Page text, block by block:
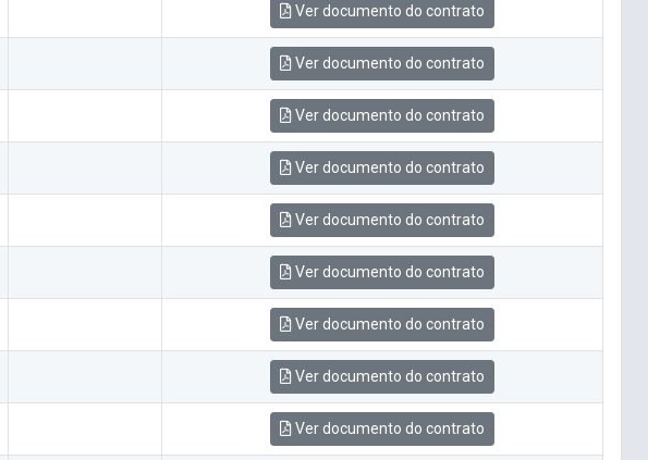
Ver documento do contrato
Ver documento do contrato
Ver documento do contrato
Ver documento do contrato
Ver documento do contrato
Ver documento do contrato
Ver documento do contrato
Ver documento do contrato
Ver documento do contrato